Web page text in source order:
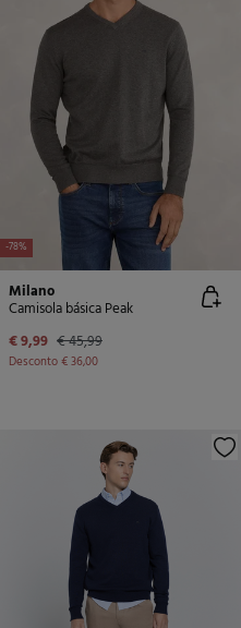
-78%
Milano
Camisola básica Peak
€ 9,99 € 45,99
Desconto€ 36,00